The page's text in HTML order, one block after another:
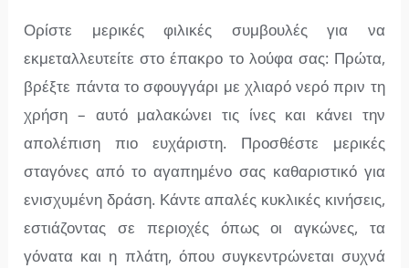
Ορίστε μερικές φιλικές συμβουλές για να
εκμεταλλευτείτε στο έπακρο το λούφα σας: Πρώτα,
βρέξτε πάντα το σφουγγάρι με χλιαρό νερό πριν τη
χρήση – αυτό μαλακώνει τις ίνες και κάνει την
απολέπιση πιο ευχάριστη. Προσθέστε μερικές
σταγόνες από το αγαπημένο σας καθαριστικό για
ενισχυμένη δράση. Κάντε απαλές κυκλικές κινήσεις,
εστιάζοντας σε περιοχές όπως οι αγκώνες, τα
γόνατα και η πλάτη, όπου συγκεντρώνεται συχνά